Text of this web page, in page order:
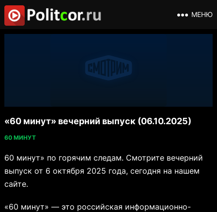
МЕНЮ
«60 минут» вечерний выпуск (06.10.2025)
60 МИНУТ
60 минут» по горячим следам. Смотрите вечерний
выпуск от 6 октября 2025 года, сегодня на нашем
сайте.
«60 минут» — это российская информационно-